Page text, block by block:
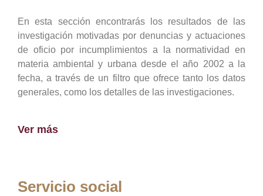
En esta sección encontrarás los resultados de las
investigación motivadas por denuncias y actuaciones
de oficio por incumplimientos a la normatividad en
materia ambiental y urbana desde el año 2002 a la
fecha, a través de un filtro que ofrece tanto los datos
generales, como los detalles de las investigaciones.
Ver más
Servicio social